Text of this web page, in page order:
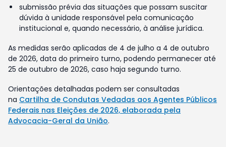
submissão prévia das situações que possam suscitar
dúvida à unidade responsável pela comunicação
institucional e, quando necessário, à análise jurídica.
As medidas serão aplicadas de 4 de julho a 4 de outubro
de 2026, data do primeiro turno, podendo permanecer até
25 de outubro de 2026, caso haja segundo turno.
Orientações detalhadas podem ser consultadas
na Cartilha de Condutas Vedadas aos Agentes Públicos
Federais nas Eleições de 2026, elaborada pela
Advocacia-Geral da União.